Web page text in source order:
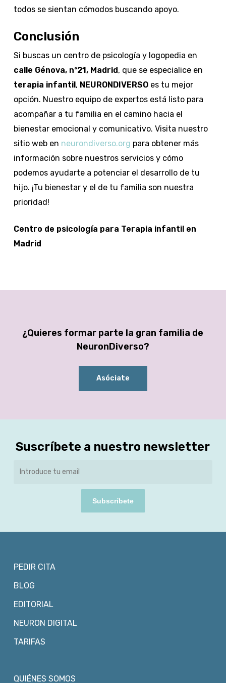
todos se sientan cómodos buscando apoyo.
Conclusión
Si buscas un centro de psicología y logopedia en
calle Génova, nº21, Madrid, que se especialice en
terapia infantil, NEURONDIVERSOes tu mejor
opción. Nuestro equipo de expertos está listo para
acompañar a tu familia en el camino hacia el
bienestar emocional y comunicativo. Visita nuestro
sitio web en neurondiverso.org para obtener más
información sobre nuestros servicios y cómo
podemos ayudarte a potenciar el desarrollo de tu
hijo. ¡Tu bienestar y el de tu familia son nuestra
prioridad!
Centro de psicología para Terapia infantil en
Madrid
¿Quieres formar parte la gran familia de
NeuronDiverso?
Asóciate
Suscríbete a nuestro newsletter
Subscríbete
PEDIR CITA
BLOG
EDITORIAL
NEURON DIGITAL
TARIFAS
QUIÉNES SOMOS